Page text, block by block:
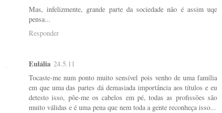
Mas, infelizmente, grande parte da sociedade não é assim uqe
pensa...
Responder
Eulália 24.5.11
Tocaste-me num ponto muito sensível pois venho de uma família
em que uma das partes dá demasiada importância aos títulos e eu
detesto isso, põe-me os cabelos em pé, todas as profissões são
muito válidas e é uma pena que nem toda a gente reconheça isso...